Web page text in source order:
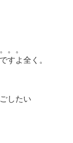
。。
すよ全く。
したい